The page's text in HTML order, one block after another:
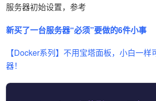
服务器初始设置，参考
新买了一台服务器“必须”要做的6件小事
【Docker系列】不用宝塔面板，小白一
器！